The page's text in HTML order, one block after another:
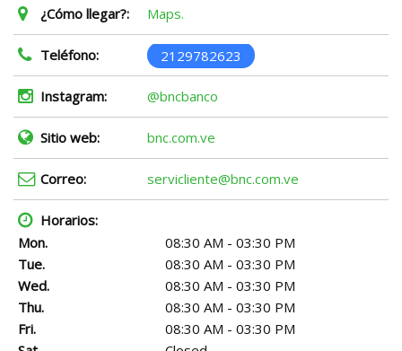
¿Cómo llegar?: Maps.
Teléfono: 2129782623
Instagram: @bncbanco
Sitio web: bnc.com.ve
Correo: servicliente@bnc.com.ve
Horarios:
Mon.
08:30 AM - 03:30 PM
Tue.
08:30 AM - 03:30 PM
Wed.
08:30 AM - 03:30 PM
Thu.
08:30 AM - 03:30 PM
Fri.
08:30 AM - 03:30 PM